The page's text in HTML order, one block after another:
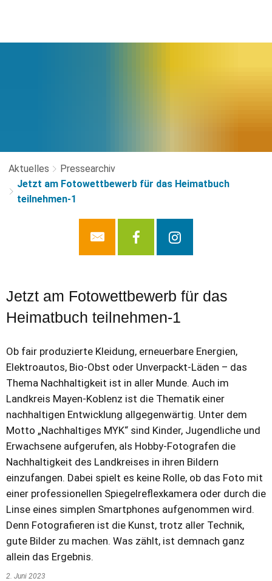
Aktuelles
Pressearchiv
Jetzt am Fotowettbewerb für das Heimatbuch
teilnehmen-1
Jetzt am Fotowettbewerb für das
Heimatbuch teilnehmen-1
Ob fair produzierte Kleidung, erneuerbare Energien,
Elektroautos, Bio-Obst oder Unverpackt-Läden – das
Thema Nachhaltigkeit ist in aller Munde. Auch im
Landkreis Mayen-Koblenz ist die Thematik einer
nachhaltigen Entwicklung allgegenwärtig. Unter dem
Motto „Nachhaltiges MYK“ sind Kinder, Jugendliche und
Erwachsene aufgerufen, als Hobby-Fotografen die
Nachhaltigkeit des Landkreises in ihren Bildern
einzufangen. Dabei spielt es keine Rolle, ob das Foto mit
einer professionellen Spiegelreflexkamera oder durch die
Linse eines simplen Smartphones aufgenommen wird.
Denn Fotografieren ist die Kunst, trotz aller Technik,
gute Bilder zu machen. Was zählt, ist demnach ganz
allein das Ergebnis.
2. Juni 2023